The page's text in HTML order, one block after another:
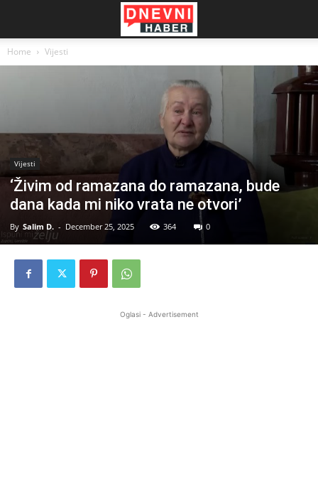
Home Vijesti
Vijesti
‘Živim od ramazana do ramazana, bude
dana kada mi niko vrata ne otvori’
By Salim D. - December 25, 2025 364 0
Oglasi - Advertisement